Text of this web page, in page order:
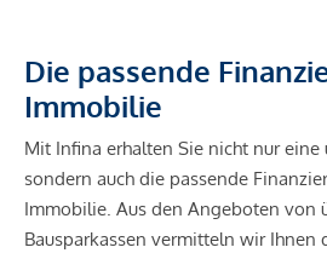
Die passende
Immobilie
Mit Infina erhalten Sie nicht nur eine
sondern auch die passende
Immobilie. Aus den Angeboten von
Bausparkassen vermitteln wir Ihnen